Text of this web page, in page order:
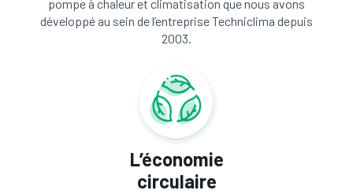
pompe à chaleur et climatisation que nous avons
développé au sein de l’entreprise Techniclima depuis
2003.
L’économie
circulaire